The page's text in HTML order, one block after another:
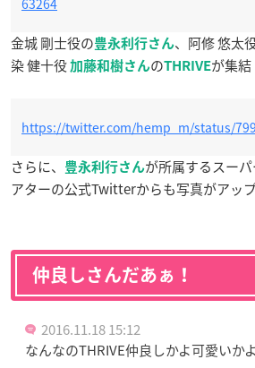
金城 剛士役の豊永利行さん、阿修 悠太
染 健十役 加藤和樹さんのTHRIVEが集結
https://twitter.com/hemp_m/status/
さらに、 豊永利行さんが所属するスー
アターの公式Twitterからも写真がアップ
仲良しさんだあぁ！
2016.11.18 15:12
なんなのTHRIVE仲良しかよ可愛いか